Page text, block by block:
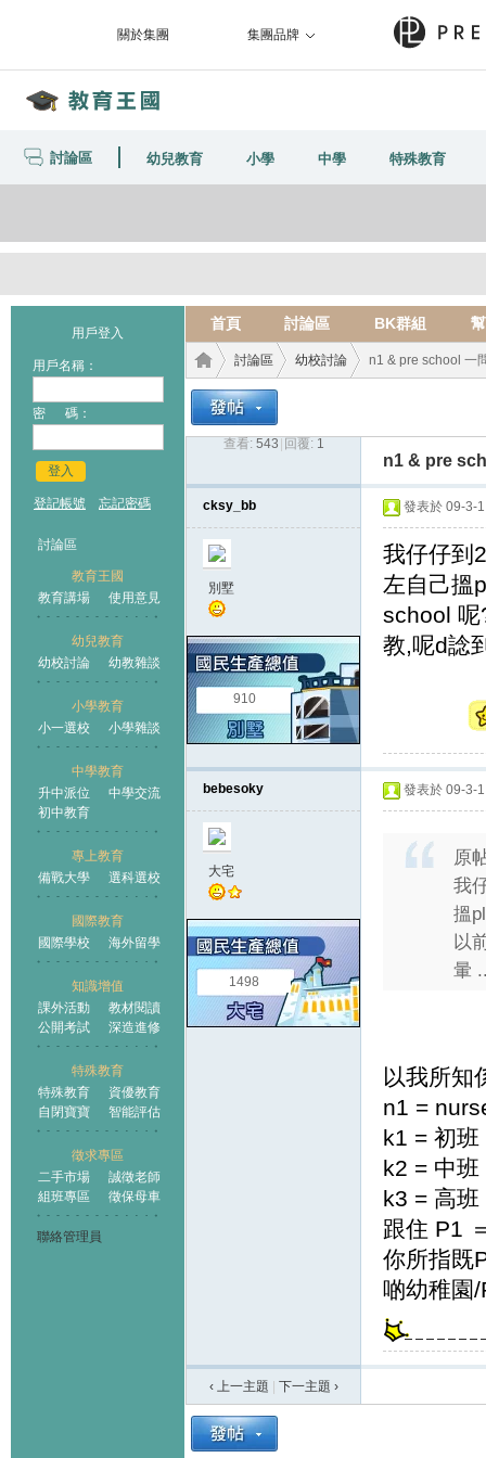
關於集團 集團品牌
討論區 幼兒教育 小學 中學 特殊教育
用戶登入
用戶名稱：
密 碼：
登入
登記帳號 忘記密碼
討論區
教育王國
教育講場
使用意見
幼兒教育
幼校討論
幼教雜談
小學教育
小一選校
小學雜談
中學教育
升中派位
中學交流
初中教育
專上教育
備戰大學
選科選校
國際教育
國際學校
海外留學
知識增值
課外活動
教材閱讀
公開考試
深造進修
特殊教育
特殊教育
資優教育
自閉寶寶
智能評估
徵求專區
二手市場
誠徵老師
組班專區
徵保母車
聯絡管理員
首頁 討論區 BK群組
王國
討論區
›
幼校討論 n1 & pre school 一
查看: 543 回覆: 1
n1 & pre
cksy_bb
別墅
910
發表於 09-3-
我仔仔到
左自己搵
school 呢
教,呢d諗
bebesoky
大宅
1498
發表於 09-3-
原
我
搵
以
暈
以我所知
n1 =
k1 = 初班
k2 = 中班
k3 = 高班
跟住 P1
你所指既
啲幼稚園
‹ 上一主題 下一主題 ›